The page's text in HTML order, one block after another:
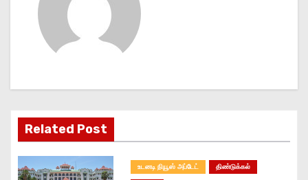
a
t
Related Post
உடனடி நியூஸ் அப்டேட்
திண்டுக்கல்